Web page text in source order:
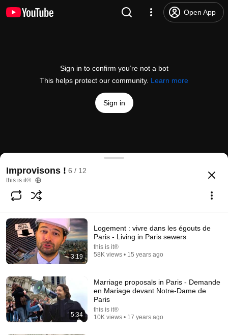
Open App
Sign in to confirm you’re not a bot
This helps protect our community. Learn more
Sign in
Piélib' : après le Vélib', devenez piétons à Paris !
@this-is-it 10 likes
Subscribe
Comments
Comments are turned off. Learn more
Improvisons ! 6 / 12
this is it®
3:19
Logement : vivre dans les égouts de
Paris - Living in Paris sewers
this is it®
58K views • 15 years ago
5:34
Marriage proposals in Paris - Demande
en Mariage devant Notre-Dame de
Paris
this is it®
10K views • 17 years ago